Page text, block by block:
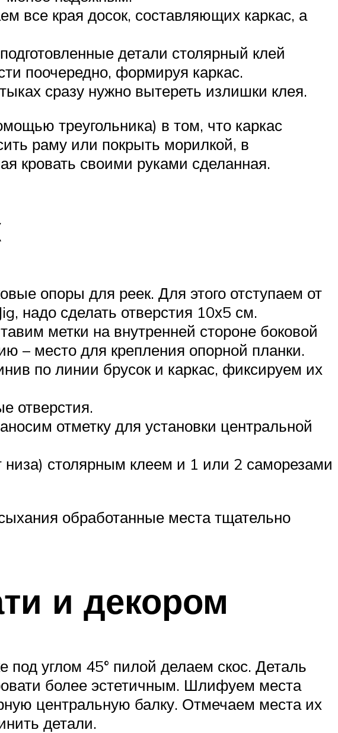
все края досок, составляющих каркас, а
детали столярный клей
поочередно, формируя каркас.
сразу нужно вытереть излишки клея.
треугольника) в том, что каркас
раму или покрыть морилкой, в
кровать своими руками сделанная.
опоры для реек. Для этого отступаем от
надо сделать отверстия 10х5 см.
метки на внутренней стороне боковой
– место для крепления опорной планки.
по линии брусок и каркас, фиксируем их
отверстия.
отметку для установки центральной
столярным клеем и 1 или 2 саморезами
обработанные места тщательно
и декором
под углом 45° пилой делаем скос. Деталь
более эстетичным. Шлифуем места
центральную балку. Отмечаем места их
детали.